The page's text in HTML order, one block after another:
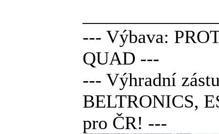
--- Výbava:
QUAD ---
--- Výhradní
BELTRONICS,
pro ČR! ---